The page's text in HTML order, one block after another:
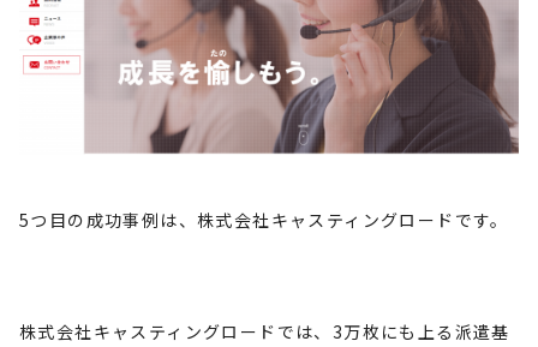
5つ目の成功事例は、株式会社キャスティングロードです。
株式会社キャスティングロードでは、 3万枚にも上る派遣基